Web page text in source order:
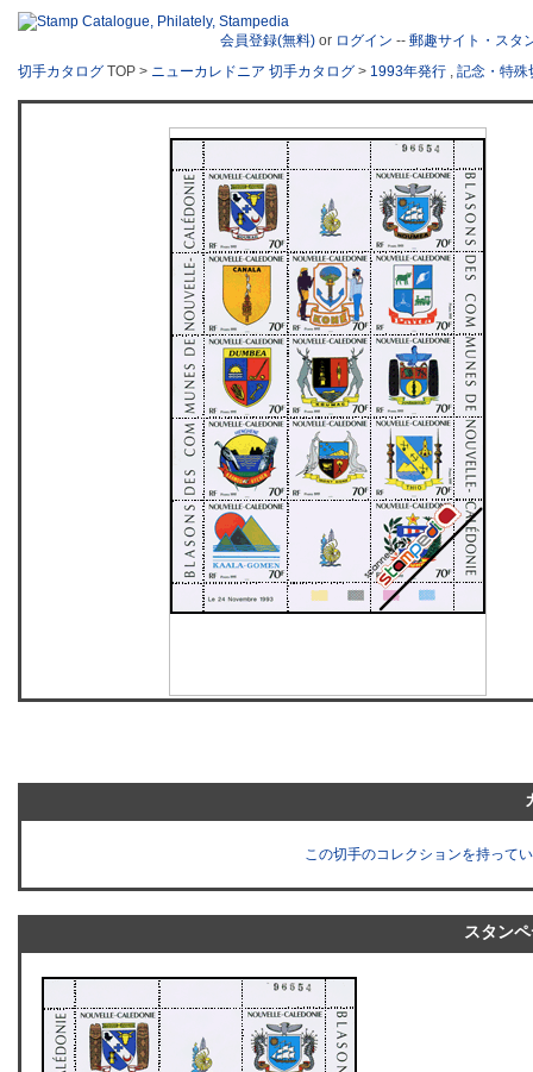
会員登録(無料) or ログイン -- 郵趣サイト・スタ
切手カタログ TOP > ニューカレドニア 切手カタログ > 1993年発行 , 記念・特殊
この切手のコレクションを持って
スタン